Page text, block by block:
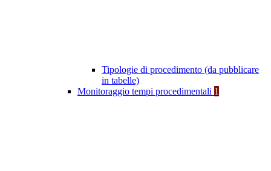
Tipologie di procedimento (da pubblicare
in tabelle)
Monitoraggio tempi procedimentali 1